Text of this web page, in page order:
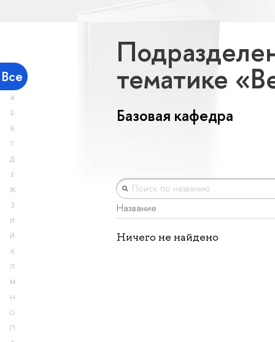
Все
А
Б
В
Г
Д
Е
Ж
З
И
Й
К
Л
М
Н
О
П
тематике
Базовая кафедра
Название
Ничего не найдено